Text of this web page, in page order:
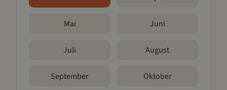
Mai Juni
Juli August
September Oktober